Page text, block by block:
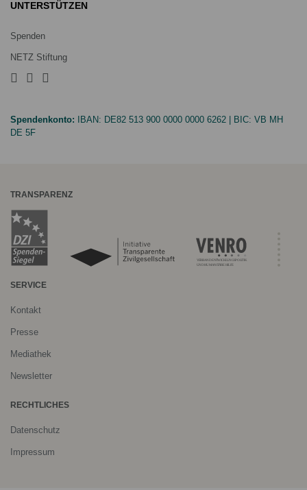
UNTERSTÜTZEN
Spenden
NETZ Stiftung
Spendenkonto: IBAN: DE82 513 900 0000 0000 6262 | BIC: VB MH
DE 5F
TRANSPARENZ
SERVICE
Kontakt
Presse
Mediathek
Newsletter
RECHTLICHES
Datenschutz
Impressum